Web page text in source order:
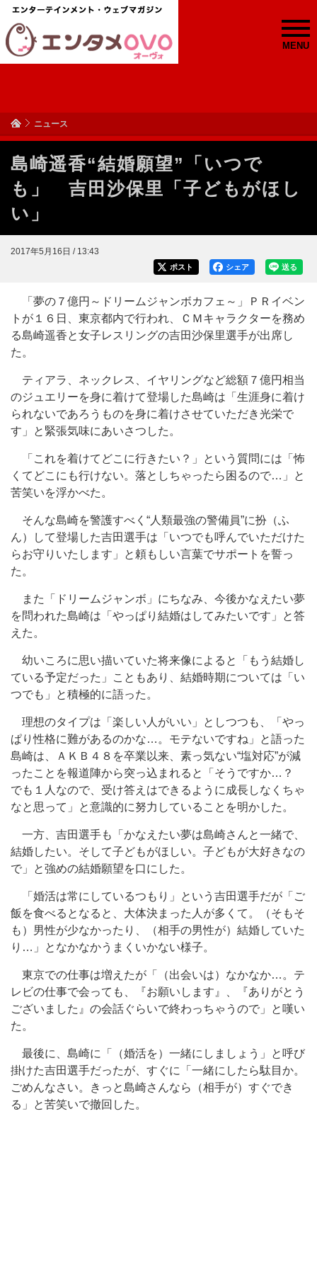
MENU
ニュース
島崎遥香“結婚願望”「いつで
も」 吉田沙保里「子どもがほし
い」
2017年5月16日 / 13:43
送る
シェア
ポスト
「夢の７億円～ドリームジャンボカフェ～」ＰＲイベン
トが１６日、東京都内で行われ、ＣＭキャラクターを務め
る島崎遥香と女子レスリングの吉田沙保里選手が出席し
た。
ティアラ、ネックレス、イヤリングなど総額７億円相当
のジュエリーを身に着けて登場した島崎は「生涯身に着け
られないであろうものを身に着けさせていただき光栄で
す」と緊張気味にあいさつした。
「これを着けてどこに行きたい？」という質問には「怖
くてどこにも行けない。落としちゃったら困るので…」と
苦笑いを浮かべた。
そんな島崎を警護すべく“人類最強の警備員”に扮（ふ
ん）して登場した吉田選手は「いつでも呼んでいただけた
らお守りいたします」と頼もしい言葉でサポートを誓っ
た。
また「ドリームジャンボ」にちなみ、今後かなえたい夢
を問われた島崎は「やっぱり結婚はしてみたいです」と答
えた。
幼いころに思い描いていた将来像によると「もう結婚し
ている予定だった」こともあり、結婚時期については「い
つでも」と積極的に語った。
理想のタイプは「楽しい人がいい」としつつも、「やっ
ぱり性格に難があるのかな…。モテないですね」と語った
島崎は、ＡＫＢ４８を卒業以来、素っ気ない“塩対応”が減
ったことを報道陣から突っ込まれると「そうですか…？
でも１人なので、受け答えはできるように成長しなくちゃ
なと思って」と意識的に努力していることを明かした。
一方、吉田選手も「かなえたい夢は島崎さんと一緒で、
結婚したい。そして子どもがほしい。子どもが大好きなの
で」と強めの結婚願望を口にした。
「婚活は常にしているつもり」という吉田選手だが「ご
飯を食べるとなると、大体決まった人が多くて。（そもそ
も）男性が少なかったり、（相手の男性が）結婚していた
り…」となかなかうまくいかない様子。
東京での仕事は増えたが「（出会いは）なかなか…。テ
レビの仕事で会っても、『お願いします』、『ありがとう
ございました』の会話ぐらいで終わっちゃうので」と嘆い
た。
最後に、島崎に「（婚活を）一緒にしましょう」と呼び
掛けた吉田選手だったが、すぐに「一緒にしたら駄目か。
ごめんなさい。きっと島崎さんなら（相手が）すぐでき
る」と苦笑いで撤回した。